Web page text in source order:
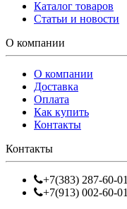
Каталог товаров
Статьи и новости
О компании
О компании
Доставка
Оплата
Как купить
Контакты
Контакты
+7(383) 287-60-01
+7(913) 002-60-01